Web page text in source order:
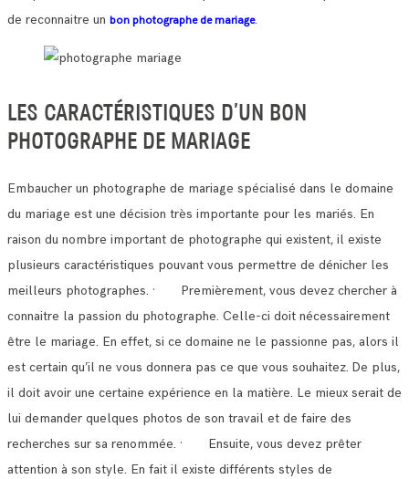
de reconnaitre un bon photographe de mariage.
LES CARACTÉRISTIQUES D’UN BON
PHOTOGRAPHE DE MARIAGE
Embaucher un photographe de mariage spécialisé dans le domaine
du mariage est une décision très importante pour les mariés. En
raison du nombre important de photographe qui existent, il existe
plusieurs caractéristiques pouvant vous permettre de dénicher les
meilleurs photographes. · Premièrement, vous devez chercher à
connaitre la passion du photographe. Celle-ci doit nécessairement
être le mariage. En effet, si ce domaine ne le passionne pas, alors il
est certain qu’il ne vous donnera pas ce que vous souhaitez. De plus,
il doit avoir une certaine expérience en la matière. Le mieux serait de
lui demander quelques photos de son travail et de faire des
recherches sur sa renommée. · Ensuite, vous devez prêter
attention à son style. En fait il existe différents styles de